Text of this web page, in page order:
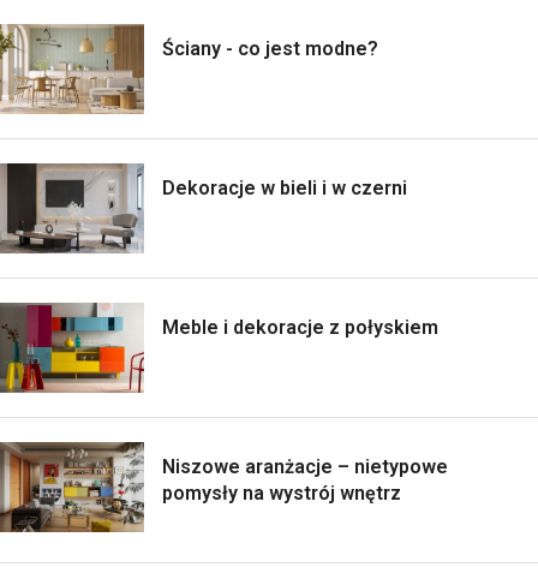
Ściany - co jest modne?
Dekoracje w bieli i w czerni
Meble i dekoracje z połyskiem
Niszowe aranżacje – nietypowe
pomysły na wystrój wnętrz